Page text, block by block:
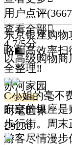
东京银座购物
略🛍️高效率扫
全整理‼
C小姐的毫不
时髦世界
9236
用户点评(3667
查看全部
4.7/5分
以高级购物商
苏河家园
5分超棒
东京的银座
步行街。周
游客尽情漫